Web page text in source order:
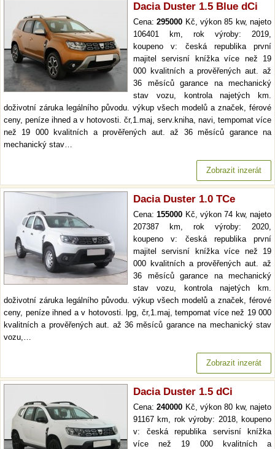
Dacia Duster 1.5 Blue dCi
Cena:295000 Kč, výkon 85 kw, najeto
106401 km, rok výroby: 2019,
koupeno v: česká republika první
majitel servisní knížka více než 19
000 kvalitních a prověřených aut. až
36 měsíců garance na mechanický
stav vozu, kontrola najetých km.
doživotní záruka legálního původu. výkup všech modelů a značek, férové
ceny, peníze ihned a v hotovosti. čr,1.maj, serv.kniha, navi, tempomat více
než 19 000 kvalitních a prověřených aut. až 36 měsíců garance na
mechanický stav…
Zobrazit inzerát
Dacia Duster 1.0 TCe
Cena:155000 Kč, výkon 74 kw, najeto
207387 km, rok výroby: 2020,
koupeno v: česká republika první
majitel servisní knížka více než 19
000 kvalitních a prověřených aut. až
36 měsíců garance na mechanický
stav vozu, kontrola najetých km.
doživotní záruka legálního původu. výkup všech modelů a značek, férové
ceny, peníze ihned a v hotovosti. lpg, čr,1.maj, tempomat více než 19 000
kvalitních a prověřených aut. až 36 měsíců garance na mechanický stav
vozu,…
Zobrazit inzerát
Dacia Duster 1.5 dCi
Cena:240000 Kč, výkon 80 kw, najeto
91167 km, rok výroby: 2018, koupeno
v: česká republika servisní knížka
více než 19 000 kvalitních a